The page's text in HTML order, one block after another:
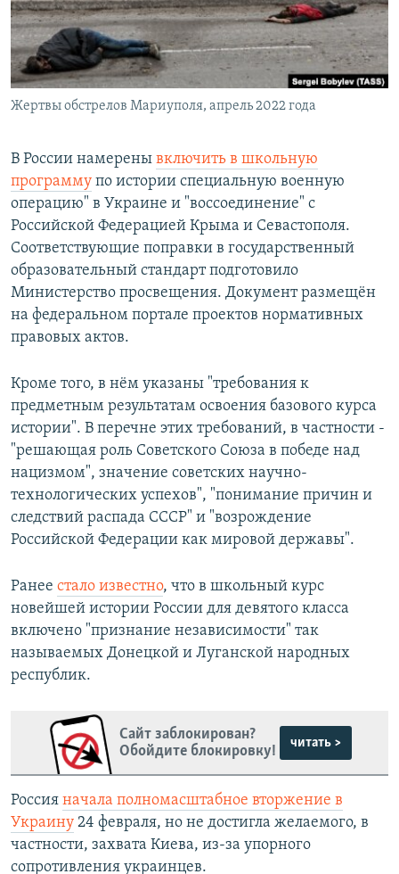
ПОБЕДИТЕЛЕЙ НЕ СУДЯТ?
КРЫМ.НЕПОКОРЕННЫЙ
ELIFBE
УКРАИНСКАЯ ПРОБЛЕМА КРЫМА
ПРИСОЕДИНЯЙТЕСЬ!
Жертвы обстрелов Мариуполя, апрель 2022 года
В России намерены включить в школьную
программу по истории специальную военную
операцию" в Украине и "воссоединение" с
Российской Федерацией Крыма и Севастополя.
Соответствующие поправки в государственный
образовательный стандарт подготовило
Министерство просвещения. Документ размещён
на федеральном портале проектов нормативных
правовых актов.
Кроме того, в нём указаны "требования к
предметным результатам освоения базового курса
истории". В перечне этих требований, в частности -
"решающая роль Советского Союза в победе над
нацизмом", значение советских научно-
технологических успехов", "понимание причин и
следствий распада СССР" и "возрождение
Российской Федерации как мировой державы".
Ранее стало известно, что в школьный курс
новейшей истории России для девятого класса
включено "признание независимости" так
называемых Донецкой и Луганской народных
республик.
Сайт заблокирован?
Обойдите блокировку!
читать >
Россия начала полномасштабное вторжение в
Украину 24 февраля, но не достигла желаемого, в
частности, захвата Киева, из-за упорного
сопротивления украинцев.